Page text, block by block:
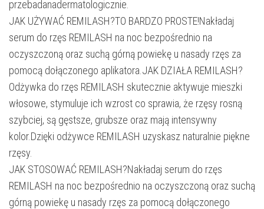
przebadanadermatologicznie.
JAK UŻYWAĆ REMILASH?TO BARDZO PROSTE!Nakładaj
serum do rzęs REMILASH na noc bezpośrednio na
oczyszczoną oraz suchą górną powiekę u nasady rzęs za
pomocą dołączonego aplikatora.JAK DZIAŁA REMILASH?
Odżywka do rzęs REMILASH skutecznie aktywuje mieszki
włosowe, stymuluje ich wzrost co sprawia, że rzęsy rosną
szybciej, są gęstsze, grubsze oraz mają intensywny
kolor.Dzięki odżywce REMILASH uzyskasz naturalnie piękne
rzęsy.
JAK STOSOWAĆ REMILASH?Nakładaj serum do rzęs
REMILASH na noc bezpośrednio na oczyszczoną oraz suchą
górną powiekę u nasady rzęs za pomocą dołączonego